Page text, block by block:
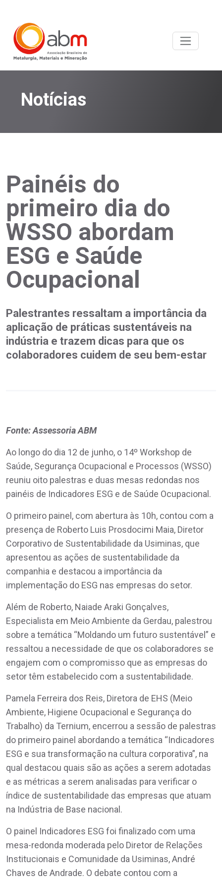
Notícias
Painéis do
primeiro dia do
WSSO abordam
ESG e Saúde
Ocupacional
Palestrantes ressaltam a importância da
aplicação de práticas sustentáveis na
indústria e trazem dicas para que os
colaboradores cuidem de seu bem-estar
Fonte: Assessoria ABM
Ao longo do dia 12 de junho, o 14º Workshop de
Saúde, Segurança Ocupacional e Processos (WSSO)
reuniu oito palestras e duas mesas redondas nos
painéis de Indicadores ESG e de Saúde Ocupacional.
O primeiro painel, com abertura às 10h, contou com a
presença de Roberto Luis Prosdocimi Maia, Diretor
Corporativo de Sustentabilidade da Usiminas, que
apresentou as ações de sustentabilidade da
companhia e destacou a importância da
implementação do ESG nas empresas do setor.
Além de Roberto, Naiade Araki Gonçalves,
Especialista em Meio Ambiente da Gerdau, palestrou
sobre a temática “Moldando um futuro sustentável” e
ressaltou a necessidade de que os colaboradores se
engajem com o compromisso que as empresas do
setor têm estabelecido com a sustentabilidade.
Pamela Ferreira dos Reis, Diretora de EHS (Meio
Ambiente, Higiene Ocupacional e Segurança do
Trabalho) da Ternium, encerrou a sessão de palestras
do primeiro painel abordando a temática “Indicadores
ESG e sua transformação na cultura corporativa”, na
qual destacou quais são as ações a serem adotadas
e as métricas a serem analisadas para verificar o
índice de sustentabilidade das empresas que atuam
na Indústria de Base nacional.
O painel Indicadores ESG foi finalizado com uma
mesa-redonda moderada pelo Diretor de Relações
Institucionais e Comunidade da Usiminas, André
Chaves de Andrade. O debate contou com a